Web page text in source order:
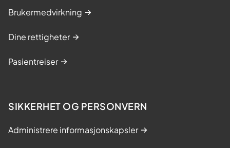
Brukermedvirkning
Dine rettigheter
Pasientreiser
SIKKERHET OG PERSONVERN
Administrere informasjonskapsler